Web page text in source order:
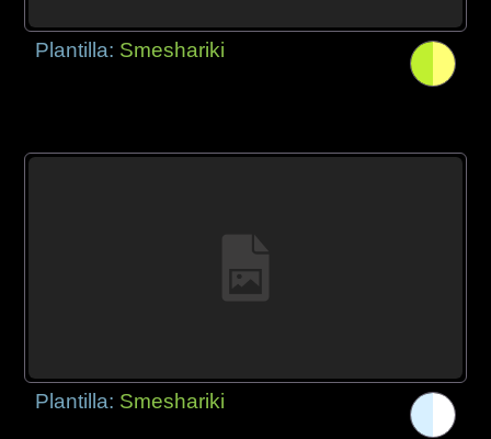
Plantilla: Smeshariki
Plantilla: Smeshariki